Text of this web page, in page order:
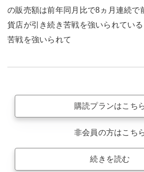
の販売額は前年同月比で8ヵ月連続で
貨店が引き続き苦戦を強いられてい
苦戦を強いられて
購読プランはこち
非会員の方はこち
続きを読む